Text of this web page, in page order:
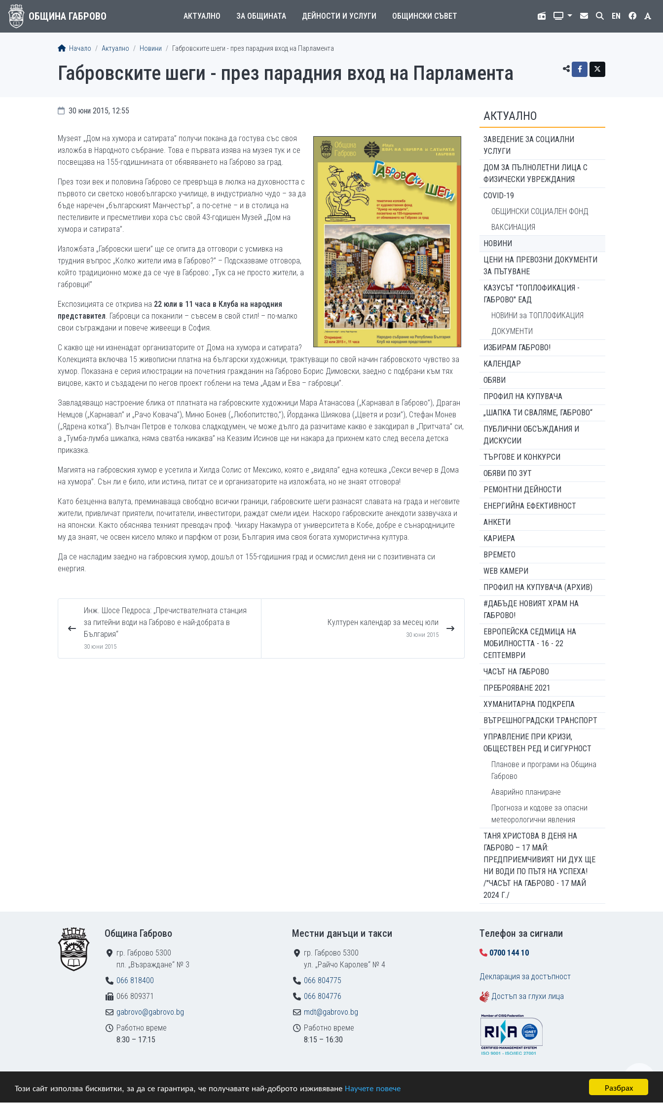
Разбрах
Този сайт използва бисквитки, за да се гарантира, че получавате най-доброто изживяване Научете повече
ОБЩИНА ГАБРОВО АКТУАЛНО ЗА ОБЩИНАТА ДЕЙНОСТИ И УСЛУГИ ОБЩИНСКИ СЪВЕТ EN
Начало Актуално Новини Габровските шеги - през парадния вход на Парламента
Габровските шеги - през парадния вход на Парламента
30 юни 2015, 12:55
Музеят „Дом на хумора и сатирата” получи покана да гостува със своя
изложба в Народното събрание. Това е първата изява на музея тук и се
посвещава на 155-годишнината от обявяването на Габрово за град.
През този век и половина Габрово се превръща в люлка на духовността с
първото си светско новобългарско училище, в индустриално чудо – за да
бъде наречен „българският Манчестър”, а по-сетне – и в столица на
пестеливите и пресметливи хора със свой 43-годишен Музей „Дом на
хумора и сатирата”.
Изложбата „Габровски шеги” ще се опита да отговори с усмивка на
трудния въпрос „Колко жители има в Габрово?” – Подсказваме отговора,
който традиционно може да се чуе в Габрово: „Тук са не просто жители, а
габровци!”
Експозицията се открива на 22 юли в 11 часа в Клуба на народния
представител. Габровци са поканили – съвсем в свой стил! – по-малко
свои съграждани и повече живеещи в София.
С какво ще ни изненадат организаторите от Дома на хумора и сатирата?
Колекцията включва 15 живописни платна на български художници, трактуващи по свой начин габровското чувство за
хумор. Показана е серия илюстрации на почетния гражданин на Габрово Борис Димовски, заедно с подбрани към тях
вицове, както и създадени по негов проект гоблени на тема „Адам и Ева – габровци”.
Завладяващо настроение блика от платната на габровските художници Мара Атанасова („Карнавал в Габрово”), Драган
Немцов („Карнавал” и „Рачо Ковача”), Миню Бонев („Любопитство,”), Йорданка Шиякова („Цветя и рози”), Стефан Монев
(„Ядрена котка”). Вълчан Петров е толкова сладкодумен, че може дълго да разчитаме какво е закодирал в „Притчата” си,
а „Тумба-лумба шикалка, няма сватба никаква” на Кеазим Исинов ще ни накара да прихнем като след весела детска
приказка.
Магията на габровския хумор е усетила и Хилда Солис от Мексико, която е „видяла” една котешка „Секси вечер в Дома
на хумора”. Сън ли е било, или истина, питат се и организаторите на изложбата, но не знаят отговора!
Като безценна валута, преминаваща свободно всички граници, габровските шеги разнасят славата на града и неговите
жители, привличат приятели, почитатели, инвеститори, раждат смели идеи. Наскоро габровските анекдоти зазвучаха и
на японски. Както обяснява техният преводач проф. Чихару Накамура от университета в Кобе, добре е сънародниците
му да знаят, че освен кисело мляко и парфюм от рози, България има своя богата хумористична култура.
Да се насладим заедно на габровския хумор, дошъл от 155-годишния град и осмислил деня ни с позитивната си
енергия.
Инж. Шосе Педроса: „Пречиствателната станция
за питейни води на Габрово е най-добрата в
България“
30 юни 2015
Културен календар за месец юли
30 юни 2015
АКТУАЛНО
ЗАВЕДЕНИЕ ЗА СОЦИАЛНИ
УСЛУГИ
ДОМ ЗА ПЪЛНОЛЕТНИ ЛИЦА С
ФИЗИЧЕСКИ УВРЕЖДАНИЯ
COVID-19
ОБЩИНСКИ СОЦИАЛЕН ФОНД
ВАКСИНАЦИЯ
НОВИНИ
ЦЕНИ НА ПРЕВОЗНИ ДОКУМЕНТИ
ЗА ПЪТУВАНЕ
КАЗУСЪТ "ТОПЛОФИКАЦИЯ -
ГАБРОВО" ЕАД
НОВИНИ за ТОПЛОФИКАЦИЯ
ДОКУМЕНТИ
ИЗБИРАМ ГАБРОВО!
КАЛЕНДАР
ОБЯВИ
ПРОФИЛ НА КУПУВАЧА
„ШАПКА ТИ СВАЛЯМЕ, ГАБРОВО“
ПУБЛИЧНИ ОБСЪЖДАНИЯ И
ДИСКУСИИ
ТЪРГОВЕ И КОНКУРСИ
ОБЯВИ ПО ЗУТ
РЕМОНТНИ ДЕЙНОСТИ
ЕНЕРГИЙНА ЕФЕКТИВНОСТ
АНКЕТИ
КАРИЕРА
ВРЕМЕТО
WEB КАМЕРИ
ПРОФИЛ НА КУПУВАЧА (АРХИВ)
#ДАБЪДЕ НОВИЯТ ХРАМ НА
ГАБРОВО!
ЕВРОПЕЙСКА СЕДМИЦА НА
МОБИЛНОСТТА - 16 - 22
СЕПТЕМВРИ
ЧАСЪТ НА ГАБРОВО
ПРЕБРОЯВАНЕ 2021
ХУМАНИТАРНА ПОДКРЕПА
ВЪТРЕШНОГРАДСКИ ТРАНСПОРТ
УПРАВЛЕНИЕ ПРИ КРИЗИ,
ОБЩЕСТВЕН РЕД И СИГУРНОСТ
Планове и програми на Община
Габрово
Аварийно планиране
Прогноза и кодове за опасни
метеорологични явления
ТАНЯ ХРИСТОВА В ДЕНЯ НА
ГАБРОВО – 17 МАЙ:
ПРЕДПРИЕМЧИВИЯТ НИ ДУХ ЩЕ
НИ ВОДИ ПО ПЪТЯ НА УСПЕХА!
/"ЧАСЪТ НА ГАБРОВО - 17 МАЙ
2024 Г./
Община Габрово
гр. Габрово 5300
пл. „Възраждане“ № 3
066 818400
066 809371
gabrovo@gabrovo.bg
Работно време
8:30 – 17:15
Местни данъци и такси
гр. Габрово 5300
ул. „Райчо Каролев“ № 4
066 804775
066 804776
mdt@gabrovo.bg
Работно време
8:15 – 16:30
Tелефон за сигнали
0700 144 10
Декларация за достъпност
Достъп за глухи лица
© 2009–2026 Община Габрово. Всички права запазени.